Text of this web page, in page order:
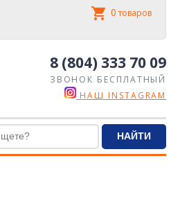
0 товаров
8 (804) 333 70 09
ЗВОНОК БЕСПЛАТНЫЙ
НАШ INSTAGRAM